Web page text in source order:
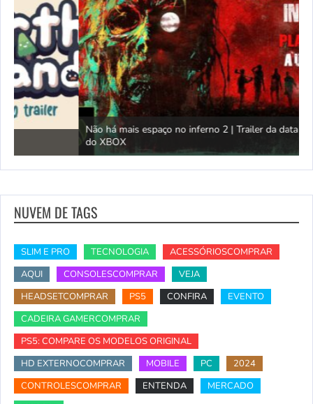
Não há mais espaço no inferno 2 | Trailer da data de lançamento
NUVEM DE TAGS
SLIM E PRO TECNOLOGIA
ACESSÓRIOSCOMPRAR
AQUI
CONSOLESCOMPRAR
VEJA
HEADSETCOMPRAR
PS5 CONFIRA
EVENTO
CADEIRA GAMERCOMPRAR
PS5: COMPARE OS MODELOS ORIGINAL
HD EXTERNOCOMPRAR
MOBILE PC
2024
CONTROLESCOMPRAR
ENTENDA
MERCADO